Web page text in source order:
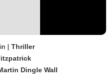
| Thriller
Dingle Wall